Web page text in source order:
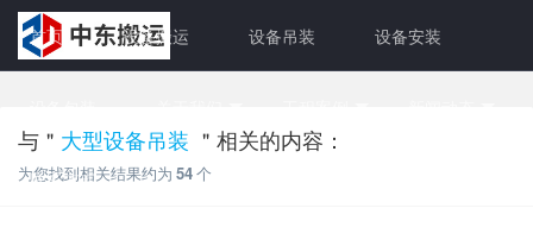
首页 设备搬运 设备吊装 设备安装
联系方式
与＂ 大型设备吊装 ＂相关的内容：
为您找到相关结果约为 54个